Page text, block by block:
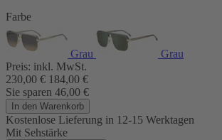
Farbe
Grau
Grau
Preis: inkl. MwSt.
230,00 € 184,00 €
Sie sparen 46,00 €
In den Warenkorb
Kostenlose Lieferung in 12-15 Werktagen
Mit Sehstärke